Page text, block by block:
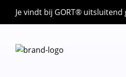
Je vindt bij GORT®